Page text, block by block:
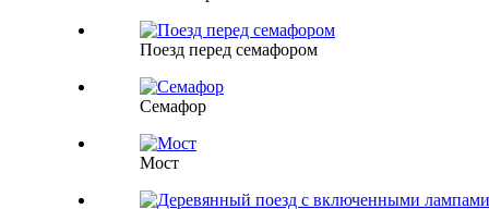
Поезд перед семафором
Семафор
Мост